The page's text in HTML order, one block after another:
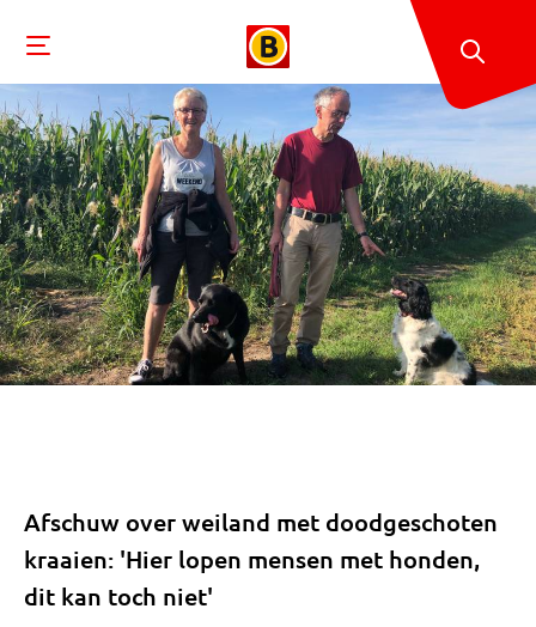
Afschuw over weiland met doodgeschoten
kraaien: 'Hier lopen mensen met honden,
dit kan toch niet'